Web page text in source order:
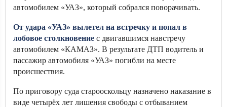
автомобилем «УАЗ», который собрался поворачивать.
От удара «УАЗ» вылетел на встречку и попал в
лобовое столкновение с двигавшимся навстречу
автомобилем «КАМАЗ». В результате ДТП водитель и
пассажир автомобиля «УАЗ» погибли на месте
происшествия.
По приговору суда старооскольцу назначено наказание в
виде четырёх лет лишения свободы с отбыванием